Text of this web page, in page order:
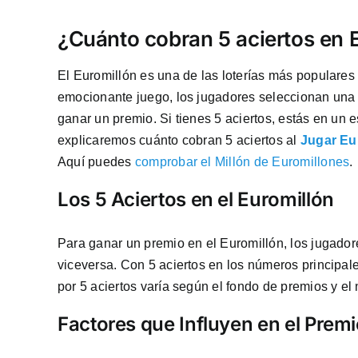
¿Cuánto cobran 5 aciertos en
El Euromillón es una de las loterías más
emocionante juego, los jugadores seleccionan
ganar un premio. Si tienes 5 aciertos, estás en un
explicaremos cuánto cobran 5 aciertos al Jugar
Aquí puedes comprobar el Millón de Euromillones.
Los 5 Aciertos en el Euromillón
Para ganar un premio en el Euromillón, los
viceversa. Con 5 aciertos en los números
por 5 aciertos varía según el fondo de premios y
Factores que Influyen en el